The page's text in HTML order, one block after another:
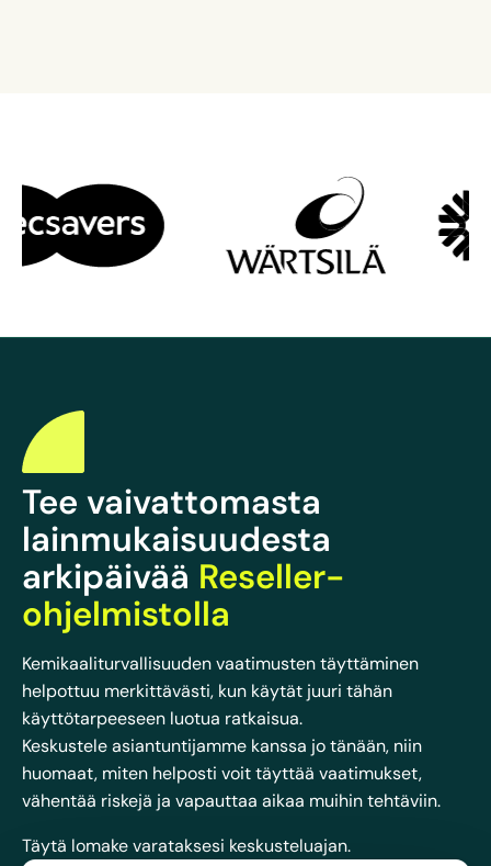
Tee vaivattomasta
lainmukaisuudesta
arkipäivää Reseller-
ohjelmistolla
Kemikaaliturvallisuuden vaatimusten täyttäminen
helpottuu merkittävästi, kun käytät juuri tähän
käyttötarpeeseen luotua ratkaisua.
Keskustele asiantuntijamme kanssa jo tänään, niin
huomaat, miten helposti voit täyttää vaatimukset,
vähentää riskejä ja vapauttaa aikaa muihin tehtäviin.
Täytä lomake varataksesi keskusteluajan.